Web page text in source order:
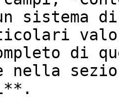
sistema
di
nella